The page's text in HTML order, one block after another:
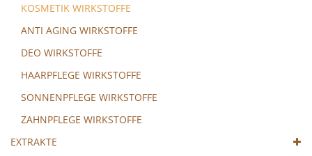
KOSMETIK WIRKSTOFFE
ANTI AGING WIRKSTOFFE
DEO WIRKSTOFFE
HAARPFLEGE WIRKSTOFFE
SONNENPFLEGE WIRKSTOFFE
ZAHNPFLEGE WIRKSTOFFE
EXTRAKTE